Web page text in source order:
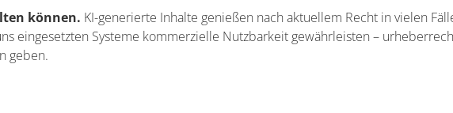
können. KI-generierte Inhalte genießen nach aktuellem Recht in vielen
eingesetzten Systeme kommerzielle Nutzbarkeit gewährleisten –
geben.